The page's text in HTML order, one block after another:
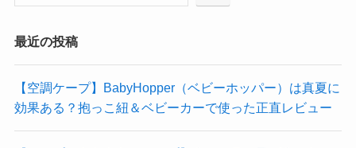
最近の投稿
【空調ケープ】BabyHopper（ベビーホッパー）は真夏に
効果ある？抱っこ紐＆ベビーカーで使った正直レビュー